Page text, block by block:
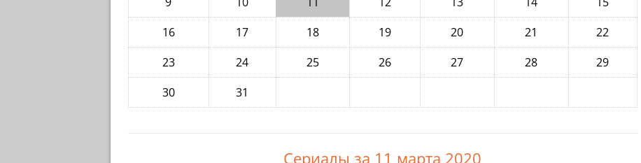
16
17 18 19 20 21
22
23
24 25 26 27 28
29
30
31
Сериалы за 11 марта 2020